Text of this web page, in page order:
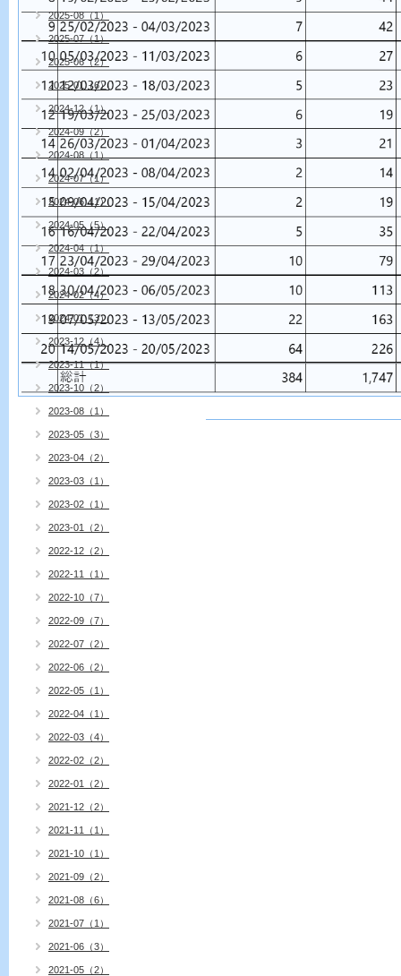
2025-08（1）
2025-07（1）
2025-06（2）
2025-01（6）
2024-12（1）
2024-09（2）
2024-08（1）
2024-07（1）
2024-06（1）
2024-05（5）
2024-04（1）
2024-03（2）
2024-02（4）
2024-01（3）
2023-12（4）
2023-11（1）
2023-10（2）
2023-08（1）
2023-05（3）
2023-04（2）
2023-03（1）
2023-02（1）
2023-01（2）
2022-12（2）
2022-11（1）
2022-10（7）
2022-09（7）
2022-07（2）
2022-06（2）
2022-05（1）
2022-04（1）
2022-03（4）
2022-02（2）
2022-01（2）
2021-12（2）
2021-11（1）
2021-10（1）
2021-09（2）
2021-08（6）
2021-07（1）
2021-06（3）
2021-05（2）